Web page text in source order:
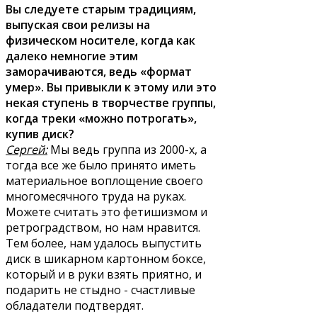
Вы следуете старым традициям,
выпуская свои релизы на
физическом носителе, когда как
далеко немногие этим
заморачиваются, ведь «формат
умер». Вы привыкли к этому или это
некая ступень в творчестве группы,
когда треки «можно потрогать»,
купив диск?
Сергей:Мы ведь группа из 2000-х, а
тогда все же было принято иметь
материальное воплощение своего
многомесячного труда на руках.
Можете считать это фетишизмом и
ретроградством, но нам нравится.
Тем более, нам удалось выпустить
диск в шикарном картонном боксе,
который и в руки взять приятно, и
подарить не стыдно - счастливые
обладатели подтвердят.